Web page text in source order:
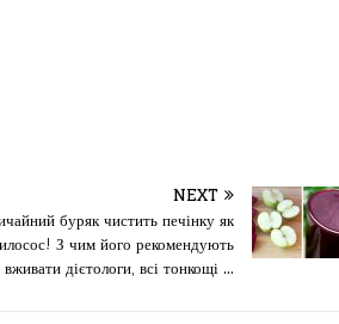
NEXT
буряк чистить печінку як
З чим його рекомендують
вживати дієтологи, всі тонкощі …